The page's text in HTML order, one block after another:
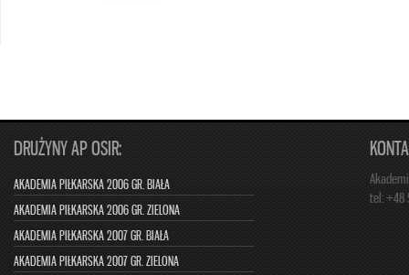
DRUŻYNY AP OSIR:
AKADEMIA PIŁKARSKA 2006 GR. BIAŁA
AKADEMIA PIŁKARSKA 2006 GR. ZIELONA
AKADEMIA PIŁKARSKA 2007 GR. BIAŁA
AKADEMIA PIŁKARSKA 2007 GR. ZIELONA
tel: +48